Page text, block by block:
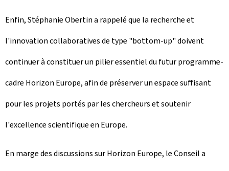
Enfin, Stéphanie Obertin a rappelé que la recherche et
l'innovation collaboratives de type "bottom-up" doivent
continuer à constituer un pilier essentiel du futur programme-
cadre Horizon Europe, afin de préserver un espace suffisant
pour les projets portés par les chercheurs et soutenir
l'excellence scientifique en Europe.
En marge des discussions sur Horizon Europe, le Conseil a